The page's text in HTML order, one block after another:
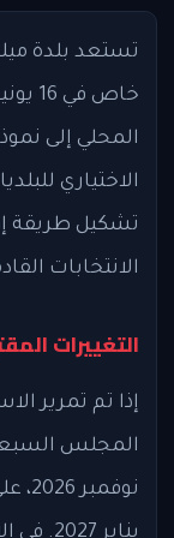
تستعد بلدة
المحلي إلى
الاختياري
تشكيل طريقة
الانتخابات
التغييرات
إذا تم تمرير
يناير